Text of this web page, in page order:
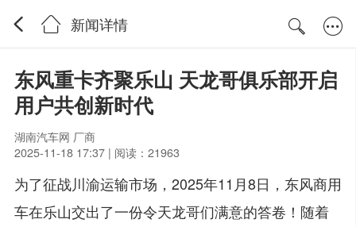
新闻详情
东风重卡齐聚乐山 天龙哥俱乐部开启
用户共创新时代
湖南汽车网 厂商
2025-11-18 17:37 | 阅读：21963
为了征战川渝运输市场，2025年11月8日，东风商用
车在乐山交出了一份令天龙哥们满意的答卷！随着